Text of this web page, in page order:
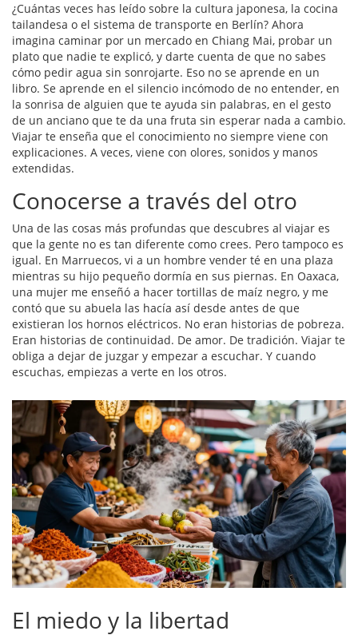
¿Cuántas veces has leído sobre la cultura japonesa, la cocina
tailandesa o el sistema de transporte en Berlín? Ahora
imagina caminar por un mercado en Chiang Mai, probar un
plato que nadie te explicó, y darte cuenta de que no sabes
cómo pedir agua sin sonrojarte. Eso no se aprende en un
libro. Se aprende en el silencio incómodo de no entender, en
la sonrisa de alguien que te ayuda sin palabras, en el gesto
de un anciano que te da una fruta sin esperar nada a cambio.
Viajar te enseña que el conocimiento no siempre viene con
explicaciones. A veces, viene con olores, sonidos y manos
extendidas.
Conocerse a través del otro
Una de las cosas más profundas que descubres al viajar es
que la gente no es tan diferente como crees. Pero tampoco es
igual. En Marruecos, vi a un hombre vender té en una plaza
mientras su hijo pequeño dormía en sus piernas. En Oaxaca,
una mujer me enseñó a hacer tortillas de maíz negro, y me
contó que su abuela las hacía así desde antes de que
existieran los hornos eléctricos. No eran historias de pobreza.
Eran historias de continuidad. De amor. De tradición. Viajar te
obliga a dejar de juzgar y empezar a escuchar. Y cuando
escuchas, empiezas a verte en los otros.
El miedo y la libertad